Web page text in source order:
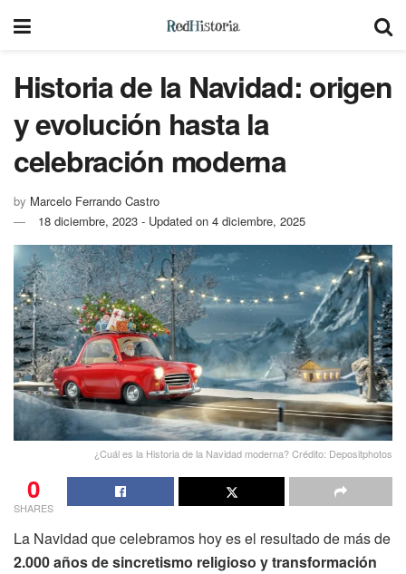
Historia de la Navidad: origen
y evolución hasta la
celebración moderna
by Marcelo Ferrando Castro
18 diciembre, 2023 - Updated on 4 diciembre, 2025
¿Cuál es la Historia de la Navidad moderna? Crédito: Depositphotos
0
SHARES
La Navidad que celebramos hoy es el resultado de más de
2.000 años de sincretismo religioso y transformación